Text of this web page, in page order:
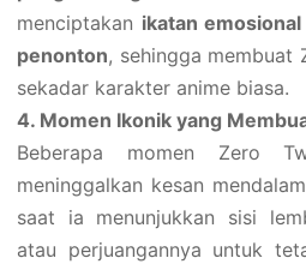
menciptakan ikatan
penonton, sehingga membuat
sekadar karakter anime biasa.
4. Momen Ikonik yang
Beberapa momen Zero
meninggalkan kesan
saat ia menunjukkan sisi
atau perjuangannya untuk